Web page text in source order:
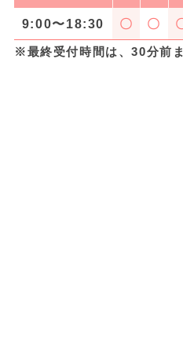
9:00〜18:30 〇 〇
※最終受付時間は、30分前